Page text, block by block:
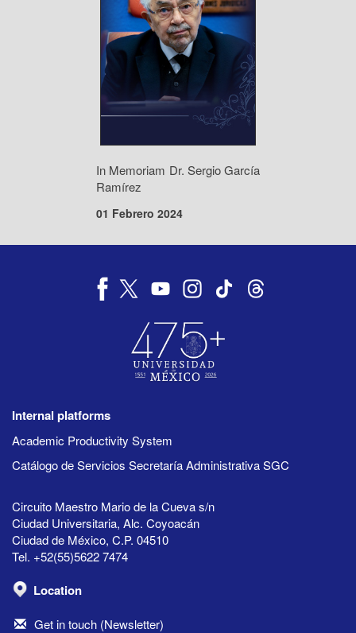
In Memoriam Dr. Sergio García
Ramírez
01 Febrero 2024
Internal platforms
Academic Productivity System
Catálogo de Servicios Secretaría Administrativa SGC
Circuito Maestro Mario de la Cueva s/n
Ciudad Universitaria, Alc. Coyoacán
Ciudad de México, C.P. 04510
Tel. +52(55)5622 7474
Location
Get in touch (Newsletter)